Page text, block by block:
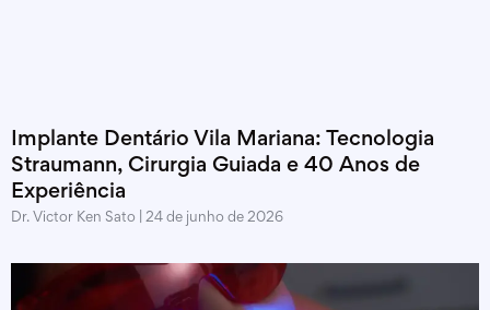
Implante Dentário Vila Mariana: Tecnologia
Straumann, Cirurgia Guiada e 40 Anos de
Experiência
Dr. Victor Ken Sato 24 de junho de 2026